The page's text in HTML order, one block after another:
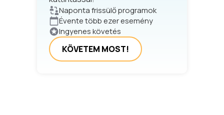
Naponta frissülő programok
Évente több ezer esemény
Ingyenes követés
KÖVETEM MOST!